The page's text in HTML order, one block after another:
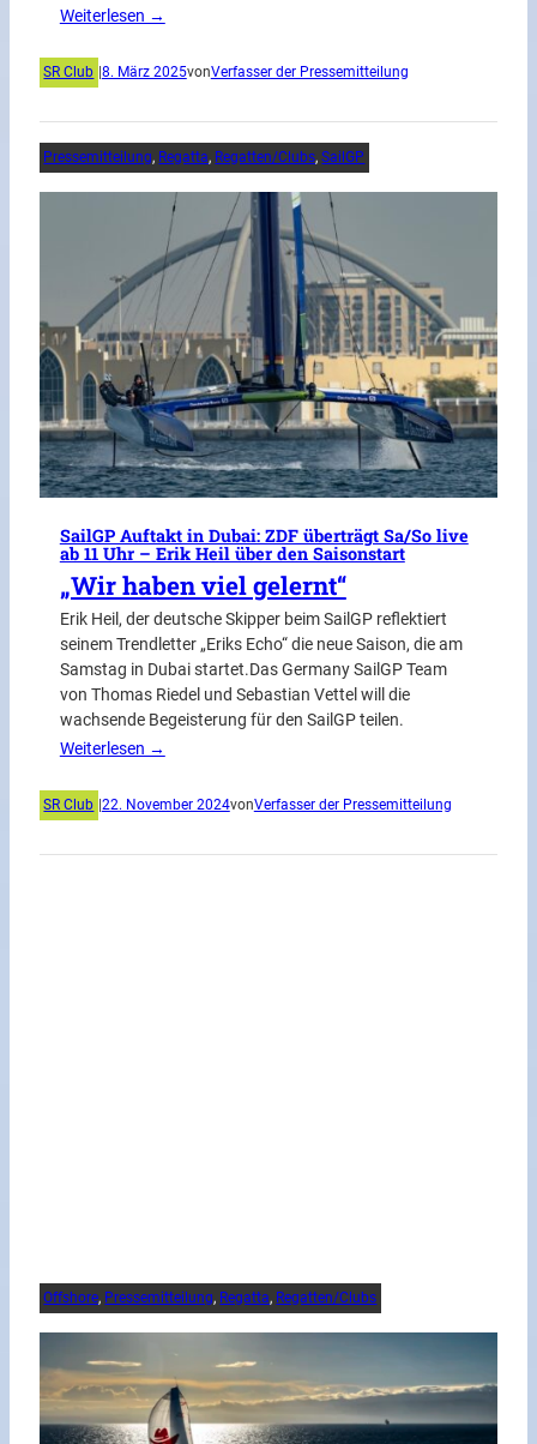
Weiterlesen →
SR Club 8. März 2025vonVerfasser der Pressemitteilung
Pressemitteilung, Regatta, Regatten/Clubs, SailGP
SailGP Auftakt in Dubai: ZDF überträgt Sa/So live
ab 11 Uhr – Erik Heil über den Saisonstart
„Wir haben viel gelernt“
Erik Heil, der deutsche Skipper beim SailGP reflektiert
seinem Trendletter „Eriks Echo“ die neue Saison, die am
Samstag in Dubai startet.Das Germany SailGP Team
von Thomas Riedel und Sebastian Vettel will die
wachsende Begeisterung für den SailGP teilen.
Weiterlesen →
SR Club 22. November 2024vonVerfasser der Pressemitteilung
Offshore, Pressemitteilung, Regatta, Regatten/Clubs